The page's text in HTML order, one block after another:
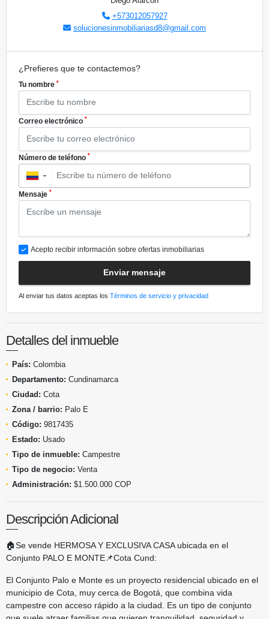
+573012057927
solucionesinmobiliariasd8@gmail.com
¿Prefieres que te contactemos?
Tu nombre *
Correo electrónico *
Número de teléfono *
▼
Mensaje *
Acepto recibir información sobre ofertas inmobiliarias
Enviar mensaje
Al enviar tus datos aceptas los Términos de servicio y privacidad
Detalles del inmueble
País: Colombia
Departamento: Cundinamarca
Ciudad: Cota
Zona / barrio: Palo E
Código: 9817435
Estado: Usado
Tipo de inmueble: Campestre
Tipo de negocio: Venta
Administración: $1.500.000 COP
Descripción Adicional
🏠Se vende HERMOSA Y EXCLUSIVA CASA ubicada en el
Conjunto PALO E MONTE📌Cota Cund:
El Conjunto Palo e Monte es un proyecto residencial ubicado en el
municipio de Cota, muy cerca de Bogotá, que combina vida
campestre con acceso rápido a la ciudad. Es un tipo de conjunto